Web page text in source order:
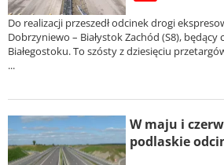
Do realizacji przeszedł odcinek drogi
Dobrzyniewo – Białystok Zachód (S8), będący
Białegostoku. To szósty z dziesięciu
...
W maju i
podlaskie